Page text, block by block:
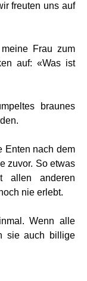
freuten uns auf
Frau zum
auf: «Was ist
braunes
Enten nach dem
zuvor. So etwas
allen anderen
nie erlebt.
Wenn alle
sie auch billige